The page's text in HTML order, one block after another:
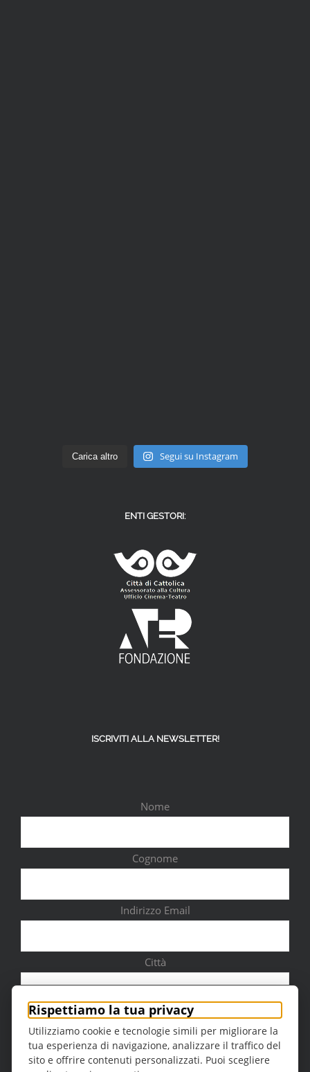
Carica altro Segui su Instagram
ENTI GESTORI:
ISCRIVITI ALLA NEWSLETTER!
Nome
Cognome
Indirizzo Email
Città
Sesso
Rispettiamo la tua privacy
Utilizziamo cookie e tecnologie simili per migliorare la
tua esperienza di navigazione, analizzare il traffico del
sito e offrire contenuti personalizzati. Puoi scegliere